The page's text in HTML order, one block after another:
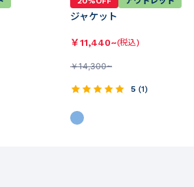
ジャケット
￥11,440~(税込)
￥14,300~
5 (1)